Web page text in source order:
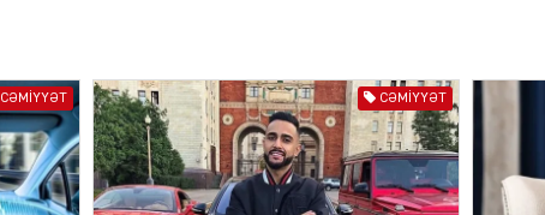
SIYASƏT
CƏMIYYƏT CƏMIYYƏT